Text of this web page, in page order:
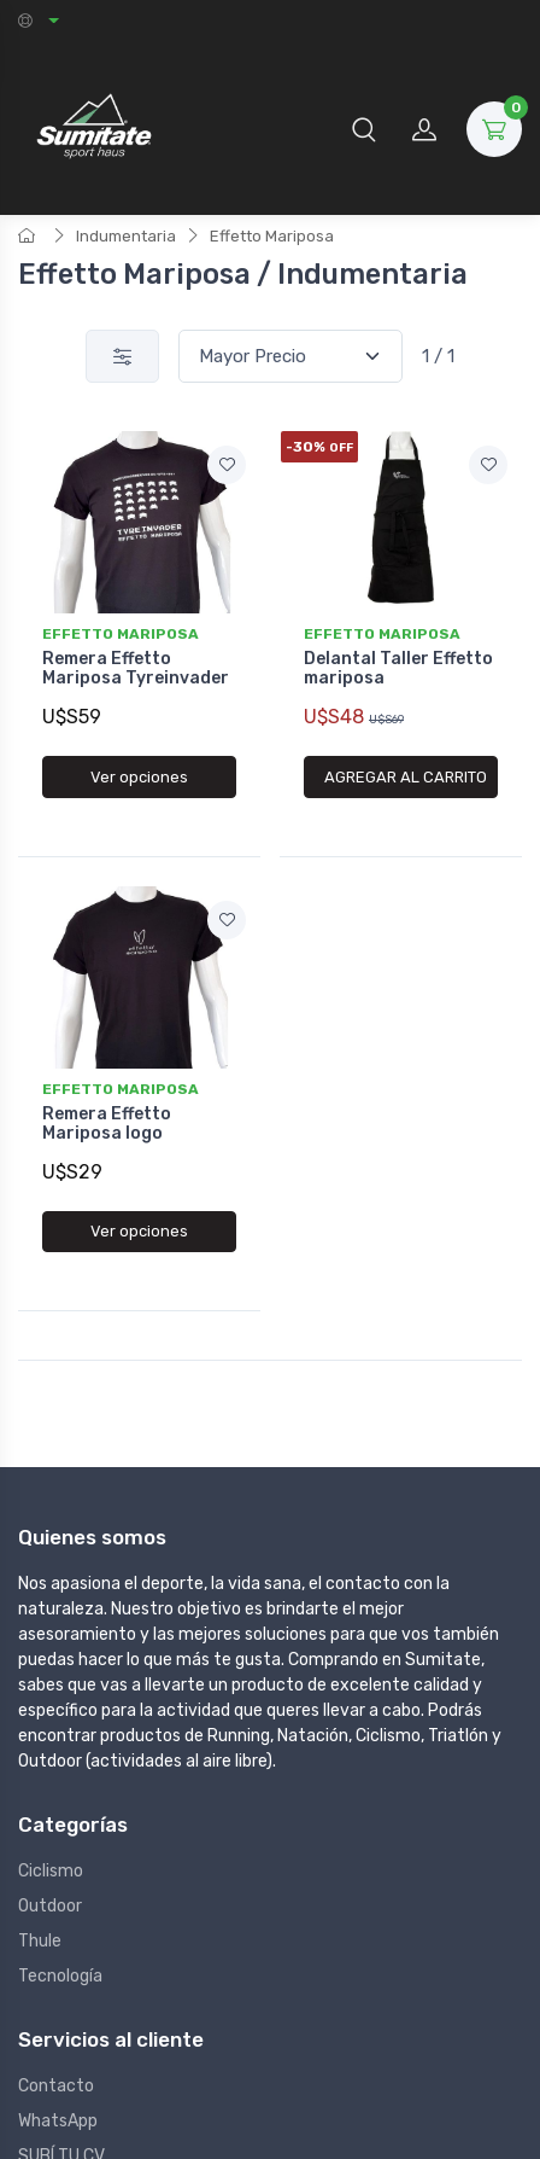
0
Indumentaria Effetto Mariposa
Effetto Mariposa / Indumentaria
1 / 1
EFFETTO MARIPOSA
Remera Effetto
Mariposa Tyreinvader
U$S59
Ver opciones
-30% OFF
EFFETTO MARIPOSA
Delantal Taller Effetto
mariposa
U$S48 U$S69
AGREGAR AL CARRITO
EFFETTO MARIPOSA
Remera Effetto
Mariposa logo
U$S29
Ver opciones
Quienes somos
Nos apasiona el deporte, la vida sana, el contacto con la
naturaleza. Nuestro objetivo es brindarte el mejor
asesoramiento y las mejores soluciones para que vos también
puedas hacer lo que más te gusta. Comprando en Sumitate,
sabes que vas a llevarte un producto de excelente calidad y
específico para la actividad que queres llevar a cabo. Podrás
encontrar productos de Running, Natación, Ciclismo, Triatlón y
Outdoor (actividades al aire libre).
Categorías
Ciclismo
Outdoor
Thule
Tecnología
Servicios al cliente
Contacto
WhatsApp